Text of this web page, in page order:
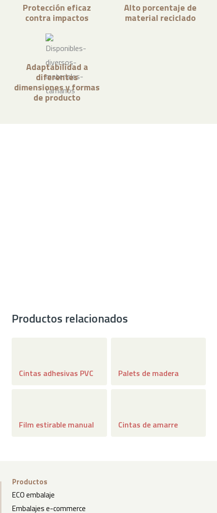
Protección eficaz
contra impactos
Alto porcentaje de
material reciclado
Adaptabilidad a
diferentes
dimensiones y formas
de producto
Productos relacionados
Cintas adhesivas PVC Palets de madera
Film estirable manual Cintas de amarre
Productos
ECO embalaje
Embalajes e-commerce